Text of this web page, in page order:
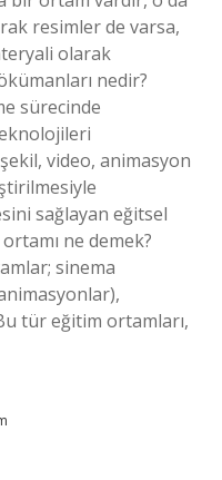
resimler de varsa,
olarak
nedir?
sürecinde
video, animasyon
sağlayan eğitsel
ne demek?
sinema
tür eğitim ortamları,